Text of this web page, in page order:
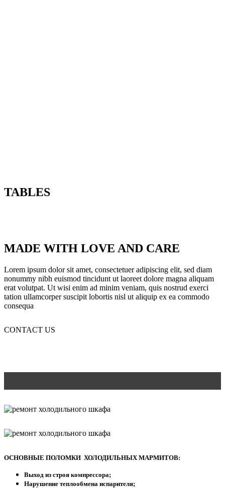
TABLES
MADE WITH LOVE AND CARE
Lorem ipsum dolor sit amet, consectetuer adipiscing elit, sed diam
nonummy nibh euismod tincidunt ut laoreet dolore magna aliquam
erat volutpat. Ut wisi enim ad minim veniam, quis nostrud exerci
tation ullamcorper suscipit lobortis nisl ut aliquip ex ea commodo
consequa
CONTACT US
ОСНОВНЫЕ ПОЛОМКИ ХОЛОДИЛЬНЫХ МАРМИТОВ:
Выход из строя компрессора;
Нарушение теплообмена испарителя;